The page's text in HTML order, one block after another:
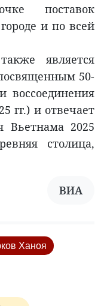
поставок
и по всей
является
50-
воссоединения
гг.) и отвечает
Вьетнама 2025
столица,
ВИА
Ханоя